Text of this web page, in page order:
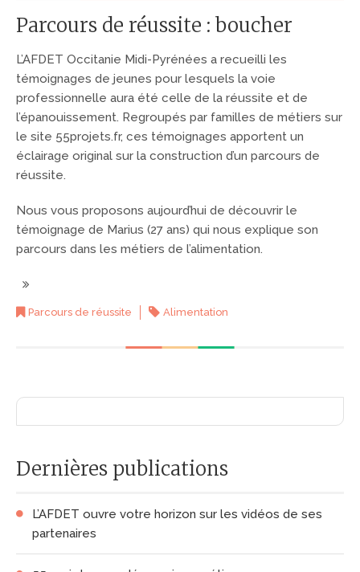
Parcours de réussite : boucher
L’AFDET Occitanie Midi-Pyrénées a recueilli les
témoignages de jeunes pour lesquels la voie
professionnelle aura été celle de la réussite et de
l’épanouissement. Regroupés par familles de métiers sur
le site 55projets.fr, ces témoignages apportent un
éclairage original sur la construction d’un parcours de
réussite.
Nous vous proposons aujourd’hui de découvrir le
témoignage de Marius (27 ans) qui nous explique son
parcours dans les métiers de l’alimentation.
Parcours de réussite Alimentation
Dernières publications
L’AFDET ouvre votre horizon sur les vidéos de ses
partenaires